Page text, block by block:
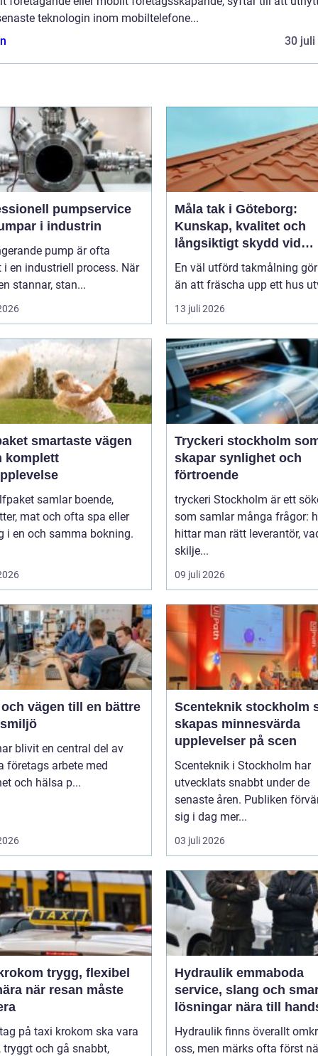
teknologin inom mobiltelefone...
30 juli
pumpservice
i industrin
pump är ofta
i en industriell process. När
stannar, stan...
Måla tak i Göteborg:
Kunskap, kvalitet och
långsiktigt skydd vid
takmålning i Göteborg
En väl utförd takmålning
än att fräscha upp ett hus
13 juli 2026
vägen
komplett
samlar boende,
mat och ofta spa eller
i en och samma bokning.
Tryckeri stockholm
skapar synlighet och
förtroende
tryckeri Stockholm är ett
som samlar många frågor:
hittar man rätt leverantör,
skilje...
09 juli 2026
vägen till en bättre
blivit en central del av
företags arbete med
och hälsa p...
Scenteknik stockholm så
skapas minnesvärda
upplevelser på scen
Scenteknik i Stockholm har
utvecklats snabbt under de
senaste åren. Publiken
sig i dag mer...
03 juli 2026
trygg, flexibel
när resan måste
på taxi krokom ska vara
tryggt och gå snabbt,
Hydraulik emmaboda
service, slang och
lösningar nära till
Hydraulik finns överallt
oss, men märks ofta först